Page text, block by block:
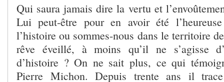
Qui saura jamais dire la vertu et
Lui peut-être pour en avoir été
l’histoire ou sommes-nous dans le territoire
rêve éveillé, à moins qu’il ne s’agisse
d’histoire ? On ne sait plus, ce qui
Pierre Michon. Depuis trente ans il